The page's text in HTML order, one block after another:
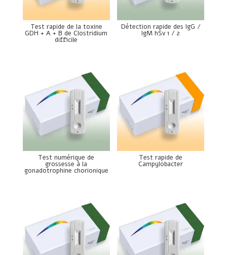
Test rapide de la toxine
GDH + A + B de Clostridium
difficile
Détection rapide des IgG /
IgM hSv 1 / 2
Test numérique de
grossesse à la
gonadotrophine chorionique
Test rapide de
Campylobacter